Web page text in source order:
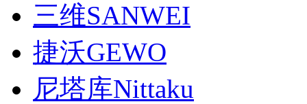
三维SANWEI
捷沃GEWO
尼塔库Nittaku